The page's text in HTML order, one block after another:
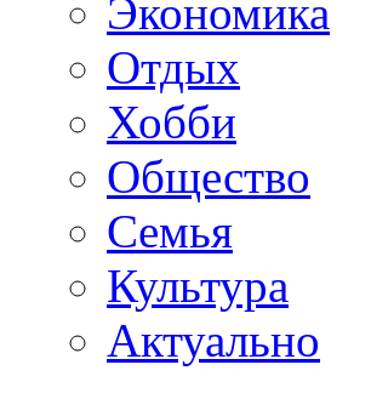
Экономика
Отдых
Хобби
Общество
Семья
Культура
Актуально